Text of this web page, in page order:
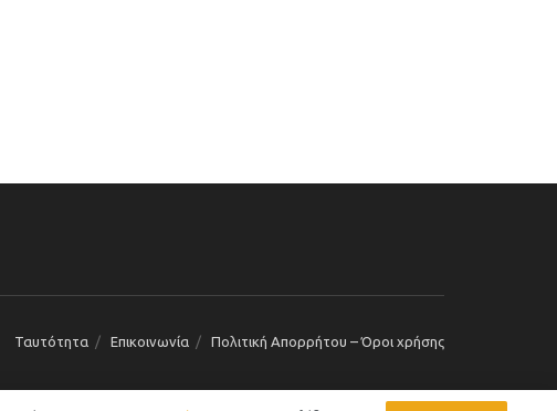
Ταυτότητα Επικοινωνία Πολιτική Απορρήτου – Όροι χρήσης